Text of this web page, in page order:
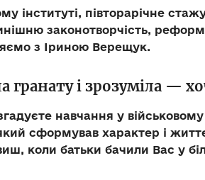
інституті, півторарічне
законотворчість,
з Іриною Верещук.
гранату і зрозуміла —
навчання у військовому
сформував характер і
коли батьки бачили Вас у